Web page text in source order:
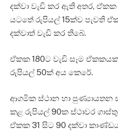
දක්වා වැඩි කර ඇති අතර,
යටතේ රුපියල් 15ක්ව පැවති
දක්වාත් වැඩි කර තිබේ.
ඒකක 180ට වැඩි සෑම
රුපියල් 50ක් අය කෙරේ.
ආගමික ස්ථාන හා පුණ්‍යායතන
කළ රුපියල් 90ක ස්ථාවර
ඒකක 31 සිට 90 දක්වා